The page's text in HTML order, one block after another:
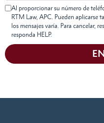
Al proporcionar su número de
RTM Law, APC. Pueden aplicarse
los mensajes varía. Para cancelar,
responda HELP.